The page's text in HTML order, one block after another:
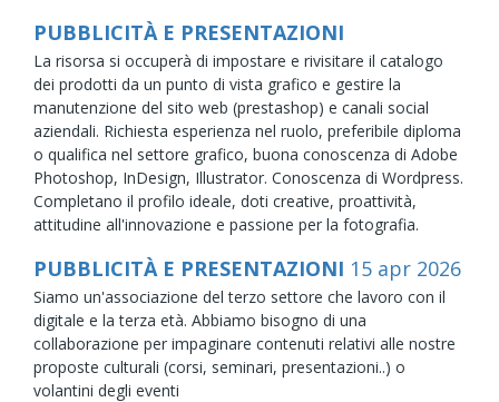
PUBBLICITÀ E PRESENTAZIONI
La risorsa si occuperà di impostare e rivisitare il catalogo
dei prodotti da un punto di vista grafico e gestire la
manutenzione del sito web (prestashop) e canali social
aziendali. Richiesta esperienza nel ruolo, preferibile diploma
o qualifica nel settore grafico, buona conoscenza di Adobe
Photoshop, InDesign, Illustrator. Conoscenza di Wordpress.
Completano il profilo ideale, doti creative, proattività,
attitudine all'innovazione e passione per la fotografia.
PUBBLICITÀ E PRESENTAZIONI 15 apr 2026
Siamo un'associazione del terzo settore che lavoro con il
digitale e la terza età. Abbiamo bisogno di una
collaborazione per impaginare contenuti relativi alle nostre
proposte culturali (corsi, seminari, presentazioni..) o
volantini degli eventi